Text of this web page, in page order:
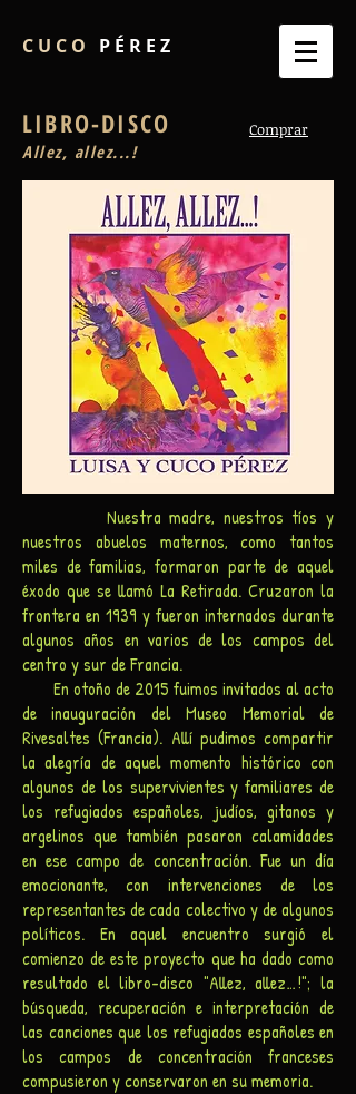
C U C O P É R E Z
LIBRO-DISCO
Allez, allez...!
Comprar
Nuestra madre, nuestros tíos y
nuestros abuelos maternos, como tantos
miles de familias, formaron parte de aquel
éxodo que se llamó La Retirada. Cruzaron la
frontera en 1939 y fueron internados durante
algunos años en varios de los campos del
centro y sur de Francia.
En otoño de 2015 fuimos invitados al acto
de inauguración del Museo Memorial de
Rivesaltes (Francia). Allí pudimos compartir
la alegría de aquel momento histórico con
algunos de los supervivientes y familiares de
los refugiados españoles, judíos, gitanos y
argelinos que también pasaron calamidades
en ese campo de concentración. Fue un día
emocionante, con intervenciones de los
representantes de cada colectivo y de algunos
políticos. En aquel encuentro surgió el
comienzo de este proyecto que ha dado como
resultado el libro-disco "Allez, allez…!"; la
búsqueda, recuperación e interpretación de
las canciones que los refugiados españoles en
los campos de concentración franceses
compusieron y conservaron en su memoria.